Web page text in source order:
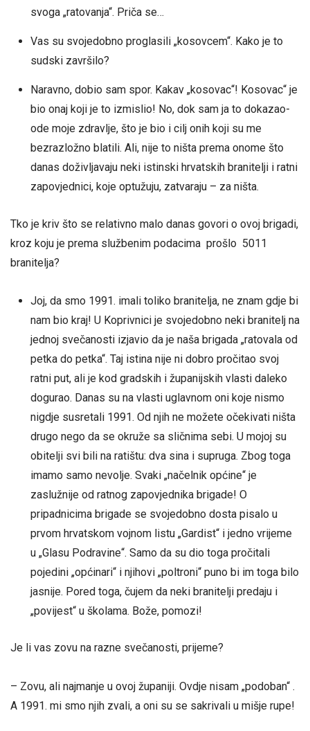
svoga „ratovanja“. Priča se…
Vas su svojedobno proglasili „kosovcem“. Kako je to
sudski završilo?
Naravno, dobio sam spor. Kakav „kosovac“! Kosovac“ je
bio onaj koji je to izmislio! No, dok sam ja to dokazao-
ode moje zdravlje, što je bio i cilj onih koji su me
bezrazložno blatili. Ali, nije to ništa prema onome što
danas doživljavaju neki istinski hrvatskih branitelji i ratni
zapovjednici, koje optužuju, zatvaraju – za ništa.
Tko je kriv što se relativno malo danas govori o ovoj brigadi,
kroz koju je prema službenim podacima prošlo 5011
branitelja?
Joj, da smo 1991. imali toliko branitelja, ne znam gdje bi
nam bio kraj! U Koprivnici je svojedobno neki branitelj na
jednoj svečanosti izjavio da je naša brigada „ratovala od
petka do petka“. Taj istina nije ni dobro pročitao svoj
ratni put, ali je kod gradskih i županijskih vlasti daleko
dogurao. Danas su na vlasti uglavnom oni koje nismo
nigdje susretali 1991. Od njih ne možete očekivati ništa
drugo nego da se okruže sa sličnima sebi. U mojoj su
obitelji svi bili na ratištu: dva sina i supruga. Zbog toga
imamo samo nevolje. Svaki „načelnik općine“ je
zaslužnije od ratnog zapovjednika brigade! O
pripadnicima brigade se svojedobno dosta pisalo u
prvom hrvatskom vojnom listu „Gardist“ i jedno vrijeme
u „Glasu Podravine“. Samo da su dio toga pročitali
pojedini „općinari“ i njihovi „poltroni“ puno bi im toga bilo
jasnije. Pored toga, čujem da neki branitelji predaju i
„povijest“ u školama. Bože, pomozi!
Je li vas zovu na razne svečanosti, prijeme?
– Zovu, ali najmanje u ovoj županiji. Ovdje nisam „podoban“ .
A 1991. mi smo njih zvali, a oni su se sakrivali u mišje rupe!